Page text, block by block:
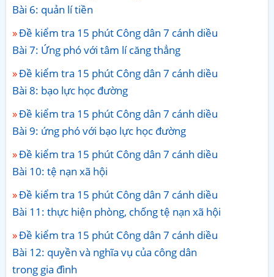
Bài 6: quản lí tiền
Đề kiểm tra 15 phút Công dân 7 cánh diều
Bài 7: Ứng phó với tâm lí căng thẳng
Đề kiểm tra 15 phút Công dân 7 cánh diều
Bài 8: bạo lực học đường
Đề kiểm tra 15 phút Công dân 7 cánh diều
Bài 9: ứng phó với bạo lực học đường
Đề kiểm tra 15 phút Công dân 7 cánh diều
Bài 10: tệ nạn xã hội
Đề kiểm tra 15 phút Công dân 7 cánh diều
Bài 11: thực hiện phòng, chống tệ nạn xã hội
Đề kiểm tra 15 phút Công dân 7 cánh diều
Bài 12: quyền và nghĩa vụ của công dân
trong gia đình